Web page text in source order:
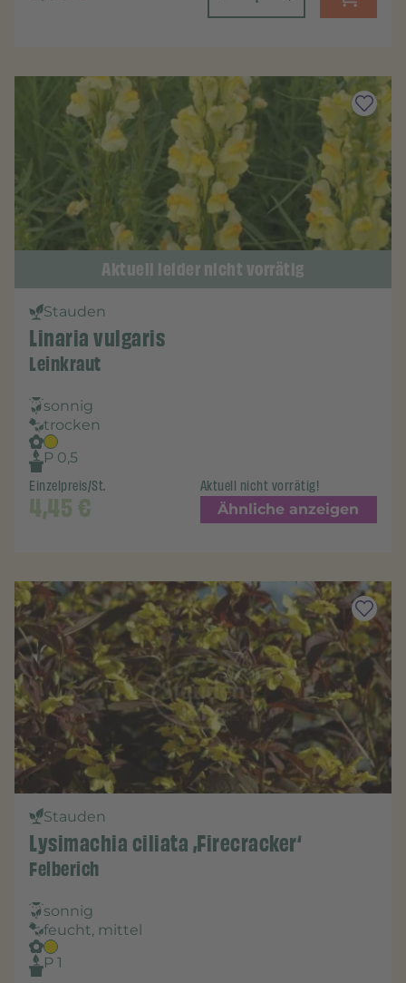
Aktuell leider nicht vorrätig
Stauden
Linaria vulgaris
Leinkraut
sonnig
trocken
P 0,5
Einzelpreis/St.
4,45€
Aktuell nicht vorrätig!
Ähnliche anzeigen
Stauden
Lysimachia ciliata ‚Firecracker‘
Felberich
sonnig
feucht, mittel
P 1